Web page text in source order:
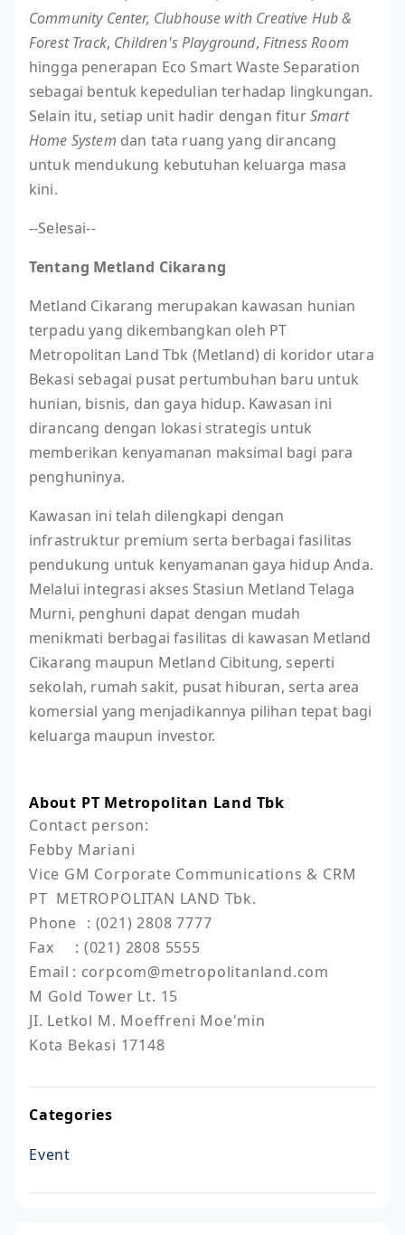
Community Center, Clubhouse with Creative Hub &
Forest Track, Children's Playground, Fitness Room
hingga penerapan Eco Smart Waste Separation
sebagai bentuk kepedulian terhadap lingkungan.
Selain itu, setiap unit hadir dengan fiturSmart
Home System dan tata ruang yang dirancang
untuk mendukung kebutuhan keluarga masa
kini.
--Selesai--
Tentang Metland Cikarang
Metland Cikarang merupakan kawasan hunian
terpadu yang dikembangkan oleh PT
Metropolitan Land Tbk (Metland) di koridor utara
Bekasi sebagai pusat pertumbuhan baru untuk
hunian, bisnis, dan gaya hidup. Kawasan ini
dirancang dengan lokasi strategis untuk
memberikan kenyamanan maksimal bagi para
penghuninya.
Kawasan ini telah dilengkapi dengan
infrastruktur premium serta berbagai fasilitas
pendukung untuk kenyamanan gaya hidup Anda.
Melalui integrasi akses Stasiun Metland Telaga
Murni, penghuni dapat dengan mudah
menikmati berbagai fasilitas di kawasan Metland
Cikarang maupun Metland Cibitung, seperti
sekolah, rumah sakit, pusat hiburan, serta area
komersial yang menjadikannya pilihan tepat bagi
keluarga maupun investor.
About PT Metropolitan Land Tbk
Contact person:
Febby Mariani
Vice GM Corporate Communications & CRM
PT  METROPOLITAN LAND Tbk.
Phone	: (021) 2808 7777
Fax	    : (021) 2808 5555
Email	: corpcom@metropolitanland.com
M Gold Tower Lt. 15
JI. Letkol M. Moeffreni Moe'min
Kota Bekasi 17148
Categories
Event